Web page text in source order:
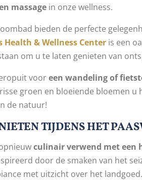
massage in onze wellness.
bieden de perfecte
Health & Wellness Center is een
om u te laten genieten van
eropuit vooreen wandeling of
groen en bloeiende bloemen u
de natuur!
TIJDENS HET
culinair verwend met een
door de smaken van het
met uitzicht over het landgoed.